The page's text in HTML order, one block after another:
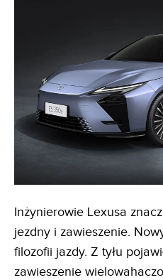
Inżynierowie Lexusa
jezdny i zawieszenie.
filozofii jazdy. Z tyłu
zawieszenie